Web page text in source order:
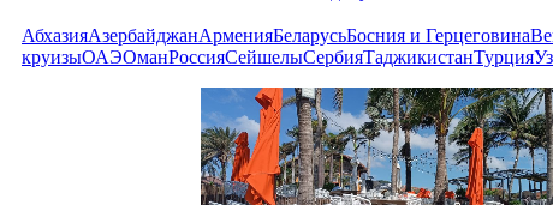
АбхазияАзербайджанАрменияБеларусьБосния и Герцеговина
круизыОАЭОманРоссияСейшелыСербияТаджикистанТурция